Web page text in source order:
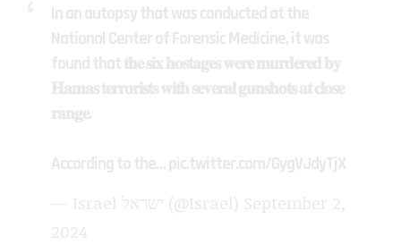
In an autopsy that was conducted at the
National Center of Forensic Medicine, it was
found that 𝐭𝐡𝐞 𝐬𝐢𝐱 𝐡𝐨𝐬𝐭𝐚𝐠𝐞𝐬 𝐰𝐞𝐫𝐞 𝐦𝐮𝐫𝐝𝐞𝐫𝐞𝐝 𝐛𝐲
𝐇𝐚𝐦𝐚𝐬 𝐭𝐞𝐫𝐫𝐨𝐫𝐢𝐬𝐭𝐬 𝐰𝐢𝐭𝐡 𝐬𝐞𝐯𝐞𝐫𝐚𝐥 𝐠𝐮𝐧𝐬𝐡𝐨𝐭𝐬 𝐚𝐭 𝐜𝐥𝐨𝐬𝐞
𝐫𝐚𝐧𝐠𝐞.
According to the…pic.twitter.com/GygVJdyTjX
— Israel ישראל (@Israel) September 2,
2024